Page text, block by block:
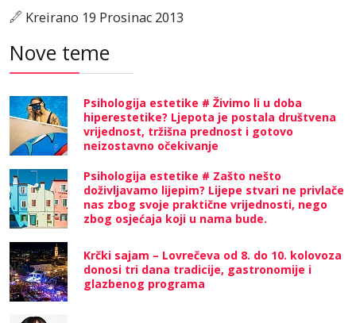
Kreirano 19 Prosinac 2013
Nove teme
Psihologija estetike # Živimo li u doba
hiperestetike? Ljepota je postala društvena
vrijednost, tržišna prednost i gotovo
neizostavno očekivanje
Psihologija estetike # Zašto nešto
doživljavamo lijepim? Lijepe stvari ne privlače
nas zbog svoje praktične vrijednosti, nego
zbog osjećaja koji u nama bude.
Krčki sajam – Lovrečeva od 8. do 10. kolovoza
donosi tri dana tradicije, gastronomije i
glazbenog programa